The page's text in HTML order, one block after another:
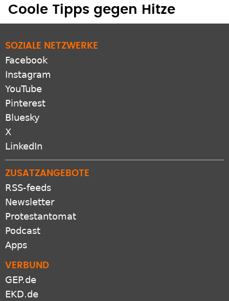
Coole Tipps gegen Hitze
SOZIALE NETZWERKE
Facebook
Instagram
YouTube
Pinterest
Bluesky
X
LinkedIn
ZUSATZANGEBOTE
RSS-feeds
Newsletter
Protestantomat
Podcast
Apps
VERBUND
GEP.de
EKD.de